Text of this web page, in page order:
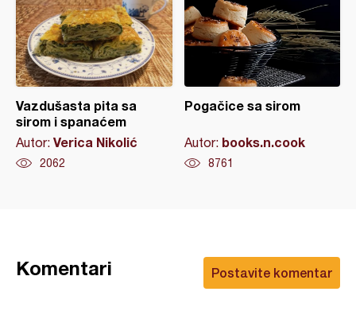
Vazdušasta pita sa
sirom i spanaćem
Autor: Verica Nikolić
2062
Pogačice sa sirom
Autor: books.n.cook
8761
Postavite komentar
Komentari